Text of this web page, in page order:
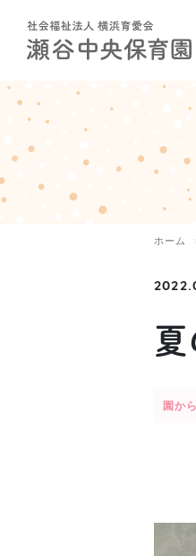
ホーム
園か